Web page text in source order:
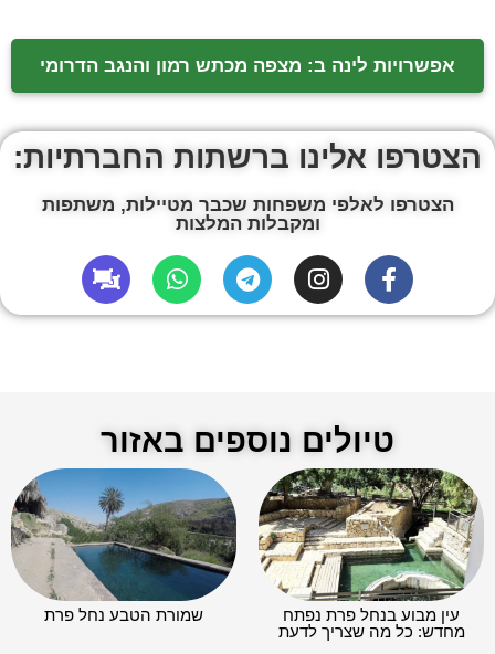
אפשרויות לינה ב: מצפה מכתש רמון והנגב הדרומי
הצטרפו אלינו ברשתות החברתיות:
הצטרפו לאלפי משפחות שכבר מטיילות, משתפות
ומקבלות המלצות
טיולים נוספים באזור
עין מבוע בנחל פרת נפתח
מחדש: כל מה שצריך לדעת
שמורת הטבע נחל פרת